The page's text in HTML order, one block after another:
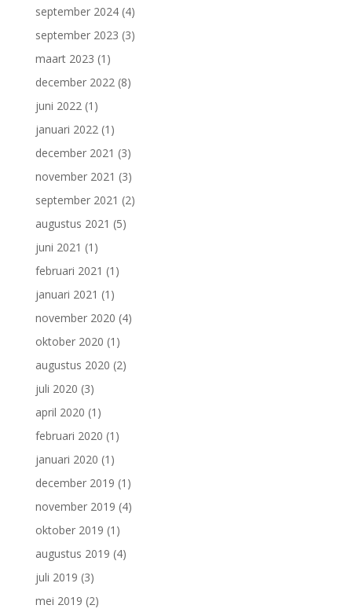
september 2024(4)
september 2023 (3)
maart 2023 (1)
december 2022(8)
juni 2022(1)
januari 2022(1)
december 2021 (3)
november 2021 (3)
september 2021 (2)
augustus 2021 (5)
juni 2021 (1)
februari 2021 (1)
januari 2021 (1)
november 2020 (4)
oktober 2020 (1)
augustus 2020 (2)
juli 2020 (3)
april 2020 (1)
februari 2020 (1)
januari 2020 (1)
december 2019 (1)
november 2019 (4)
oktober 2019 (1)
augustus 2019 (4)
juli 2019 (3)
mei 2019 (2)